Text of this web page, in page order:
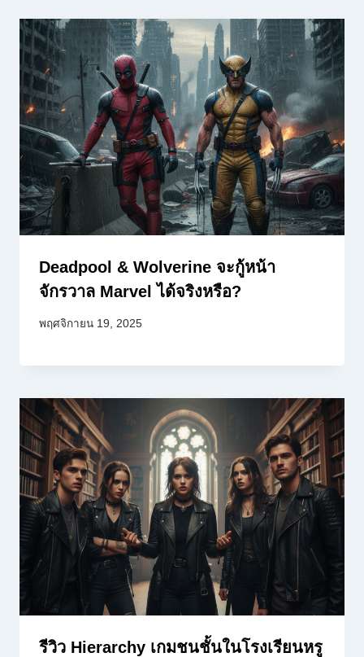
Deadpool & Wolverine จะกู้หน้า
จักรวาล Marvel ได้จริงหรือ?
พฤศจิกายน 19, 2025
รีวิว Hierarchy เกมชนชั้นในโรงเรียนหรู